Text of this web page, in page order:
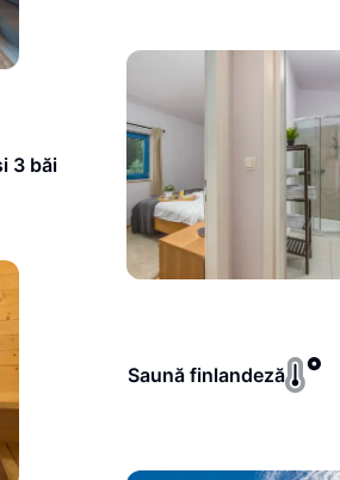
3 băi
Saună finlandeză